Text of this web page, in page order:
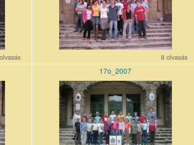
8 olvasás
17o_2007
17o_200710_0.jpg